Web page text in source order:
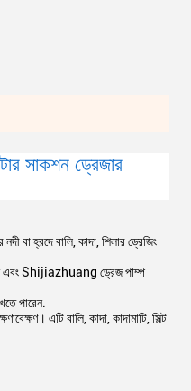
সাকশন ড্রেজার
বা হ্রদে বালি, কাদা, শিলার ড্রেজিং
এবং Shijiazhuang ড্রেজ পাম্প
পারেন.
এটি বালি, কাদা, কাদামাটি, সিল্ট